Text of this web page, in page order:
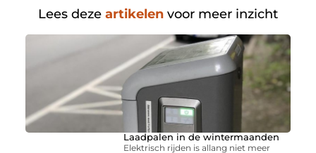
Lees deze artikelen voor meer inzicht
Laadpalen in de wintermaanden
Elektrisch rijden is allang niet meer